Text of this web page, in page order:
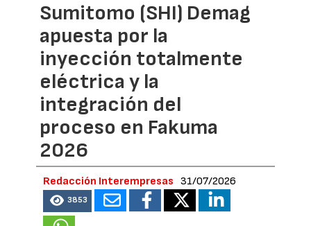
Sumitomo (SHI) Demag
apuesta por la
inyección totalmente
eléctrica y la
integración del
proceso en Fakuma
2026
Redacción Interempresas 31/07/2026
3853